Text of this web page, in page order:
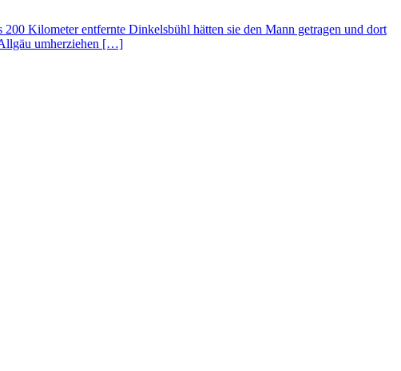
Kilometer entfernte Dinkelsbühl hätten sie den Mann getragen und dort
Allgäu umherziehen […]